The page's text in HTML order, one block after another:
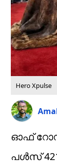
Hero Xpulse
ഓഫ്
പള്‍സ്